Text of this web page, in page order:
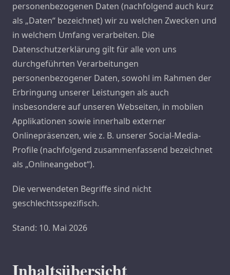
personenbezogenen Daten (nachfolgend auch kurz
als „Daten“ bezeichnet) wir zu welchen Zwecken und
in welchem Umfang verarbeiten. Die
Datenschutzerklärung gilt für alle von uns
durchgeführten Verarbeitungen
personenbezogener Daten, sowohl im Rahmen der
Erbringung unserer Leistungen als auch
insbesondere auf unseren Webseiten, in mobilen
Applikationen sowie innerhalb externer
Onlinepräsenzen, wie z. B. unserer Social-Media-
Profile (nachfolgend zusammenfassend bezeichnet
als „Onlineangebot“).
Die verwendeten Begriffe sind nicht
geschlechtsspezifisch.
Stand: 10. Mai 2026
Inhaltsübersicht